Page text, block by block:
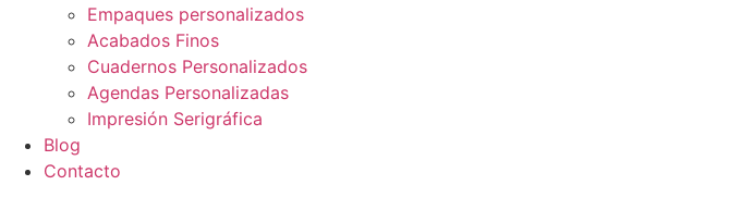
Empaques personalizados
Acabados Finos
Cuadernos Personalizados
Agendas Personalizadas
Impresión Serigráfica
Blog
Contacto